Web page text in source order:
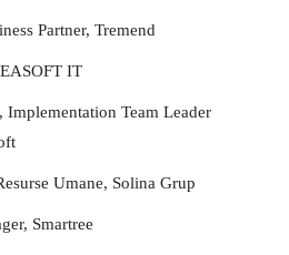
Partner, Tremend
IT
, Implementation Team Leader
Umane, Solina Grup
Smartree